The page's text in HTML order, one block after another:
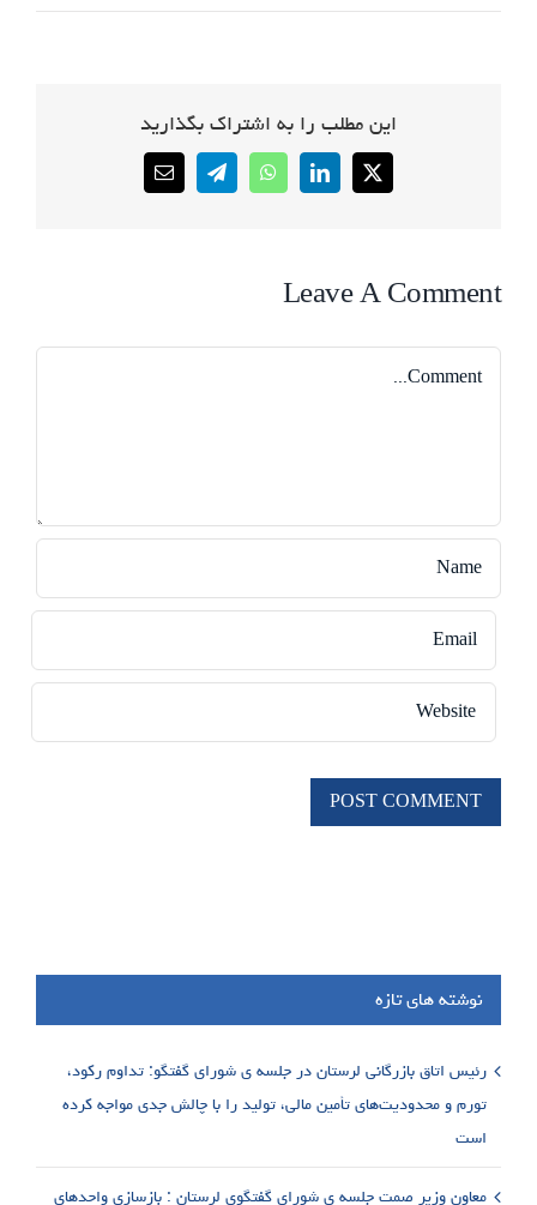
این مطلب را به اشتراک بگذارید
X
LinkedIn
WhatsApp
Telegram
Email
Leave A Comment
نوشته های تازه
رئیس اتاق بازرگانی لرستان در جلسه ی شورای گفتگو: تداوم رکود،
تورم و محدودیت‌های تأمین مالی، تولید را با چالش جدی مواجه کرده
است
معاون وزیر صمت جلسه ی شورای گفتگوی لرستان : بازسازی واحدهای